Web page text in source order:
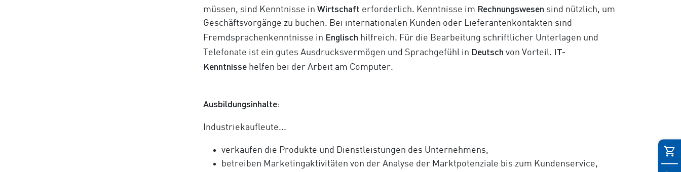
müssen, sind Kenntnisse in Wirtschaft erforderlich. Kenntnisse im Rechnungswesen sind nützlich, um
Geschäftsvorgänge zu buchen. Bei internationalen Kunden oder Lieferantenkontakten sind
Fremdsprachenkenntnisse in Englisch hilfreich. Für die Bearbeitung schriftlicher Unterlagen und
Telefonate ist ein gutes Ausdrucksvermögen und Sprachgefühl in Deutsch von Vorteil. IT-
Kenntnissehelfen bei der Arbeit am Computer.
Ausbildungsinhalte:
Industriekaufleute...
verkaufen die Produkte und Dienstleistungen des Unternehmens,
betreiben Marketingaktivitäten von der Analyse der Marktpotenziale bis zum Kundenservice,